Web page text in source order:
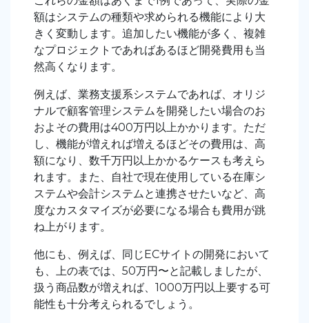
額はシステムの種類や求められる機能により大
きく変動します。追加したい機能が多く、複雑
なプロジェクトであればあるほど開発費用も当
然高くなります。
例えば、業務支援系システムであれば、オリジ
ナルで顧客管理システムを開発したい場合のお
およその費用は400万円以上かかります。ただ
し、機能が増えれば増えるほどその費用は、高
額になり、数千万円以上かかるケースも考えら
れます。また、自社で現在使用している在庫シ
ステムや会計システムと連携させたいなど、高
度なカスタマイズが必要になる場合も費用が跳
ね上がります。
他にも、例えば、同じECサイトの開発において
も、上の表では、50万円〜と記載しましたが、
扱う商品数が増えれば、1000万円以上要する可
能性も十分考えられるでしょう。